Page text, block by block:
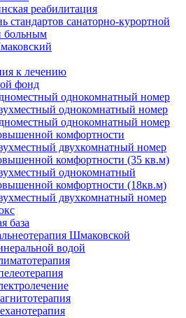
реабилитация
стандартов санаторно-курортной
больным
к лечению
фонд
однокомнатный номер
однокомнатный номер
однокомнатный номер
комфортности
двухкомнатный номер
комфортности (35 кв.м)
однокомнатный
комфортности (18кв.м)
двухкомнатный номер
база
Шмаковской
водой